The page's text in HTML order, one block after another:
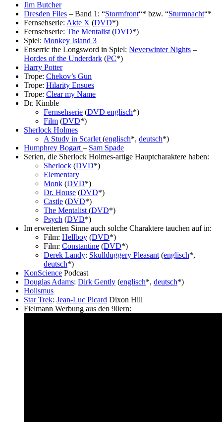
Jim Butcher
Dresden Files – Band 1: “Stormfront“* bzw. “Sturmnacht“*
Fernsehserie: Akte X (DVD*)
Fernsehserie: The Mentalist(DVD*)
Spiel: Monkey Island 3
Enserric the Longsword in Spiel: Neverwinter Nights –
Hordes of the Underdark (PC*)
Harry Potter
Trope: Chekov’s Gun
Trope: Hilarity Ensues
Trope: Clear my Name
Dr. Kimble
Fernsehserie (DVD englisch*)
Film (DVD*)
Sherlock Holmes
A Study in Scarlet(englisch*, deutsch*)
Humphrey Bogart– Sam Spade
Serien, die Sherlock Holmes-artige Hauptcharaktere haben:
Sherlock (DVD*)
Elementary
Monk (DVD*)
Dr. House (DVD*)
Castle (DVD*)
The Mentalist(DVD*)
Psych (DVD*)
Im erweiterten Sinne auch solche Charaktere tauchen auf in:
Film: Hellboy (DVD*)
Film: Constantine (DVD*)
Derek Landy: Skullduggery Pleasant(englisch*,
deutsch*)
KonScience Podcast
Douglas Adams: Dirk Gently (englisch*, deutsch*)
Holismus
Star Trek: Jean-Luc Picard Dixon Hill
Fielmann Werbung aus den 90ern: